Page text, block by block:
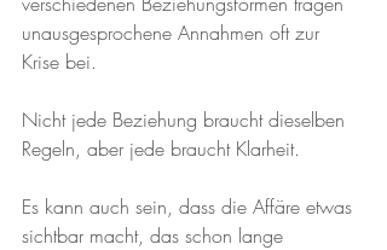
unausgesprochene Annahmen oft zur
Krise bei.
Nicht jede Beziehung braucht dieselben
Regeln, aber jede braucht Klarheit.
Es kann auch sein, dass die Affäre etwas
sichtbar macht, das schon lange